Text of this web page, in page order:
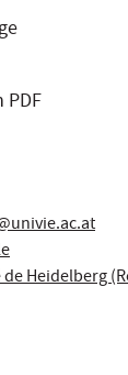
PDF
Heidelberg